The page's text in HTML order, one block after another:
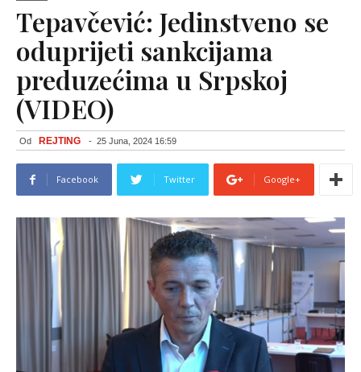
Tepavčević: Jedinstveno se
oduprijeti sankcijama
preduzećima u Srpskoj
(VIDEO)
Od REJTING - 25 Juna, 2024 16:59
Facebook Twitter Google+